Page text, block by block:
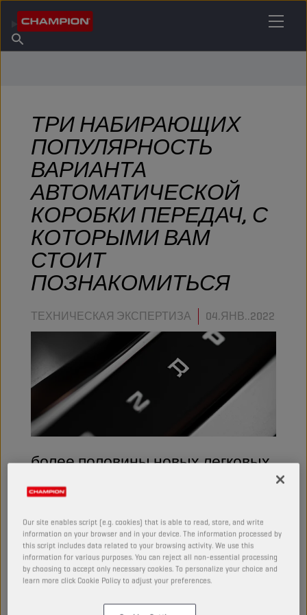
Информация о Champion
Найти точку продаж
ТРИ НАБИРАЮЩИХ
ПОПУЛЯРНОСТЬ
ВАРИАНТА
АВТОМАТИЧЕСКОЙ
КОРОБКИ ПЕРЕДАЧ, С
КОТОРЫМИ ВАМ
СТОИТ
ПОЗНАКОМИТЬСЯ
ТЕХНИЧЕСКАЯ ЭКСПЕРТИЗА 04.ЯНВ..2022
более половины новых легковых
автомобилей, предлагаемых на
автоматической коробкой
передач. узнайте, как
подготовить свою мастерскую к
новым тенденциям.
Our site enables script (e.g. cookies) that is able to read, store, and write
information on your browser and in your device. The information processed by
this script includes data related to your browsing activity. We use this
information for various purposes. You can reject all non-essential processing
by choosing to accept only necessary cookies. To personalize your choice and
learn more click Cookie Policy to adjust your preferences.